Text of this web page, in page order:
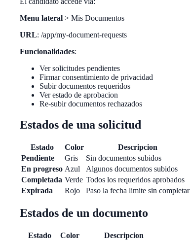
Menu lateral > Mis Documentos
URL: /app/my-document-requests
Funcionalidades:
Ver solicitudes pendientes
Firmar consentimiento de privacidad
Subir documentos requeridos
Ver estado de aprobacion
Re-subir documentos rechazados
Estados de una solicitud
Estado Color
Descripcion
Pendiente
Gris
Sin documentos subidos
En progreso Azul
Algunos documentos subidos
Completada Verde Todos los requeridos aprobados
Expirada
Rojo Paso la fecha limite sin completar
Estados de un documento
Estado Color
Descripcion